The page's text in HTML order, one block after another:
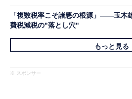
「複数税率こそ諸悪の根源」――玉木
費税減税の"落とし穴"
もっと見る
※ スポンサー